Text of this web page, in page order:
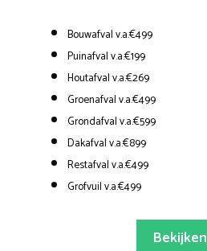
Bouwafval v.a.€499
Puinafval v.a.€199
Houtafval v.a.€269
Groenafval v.a.€499
Grondafval v.a.€599
Dakafval v.a.€899
Restafval v.a.€499
Grofvuil v.a.€499
Bekijken